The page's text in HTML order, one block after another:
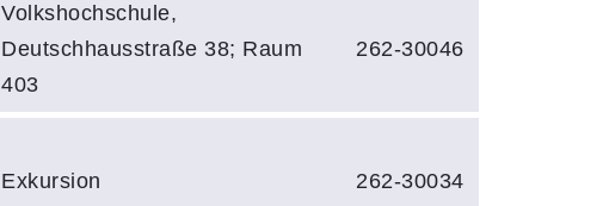
Volkshochschule,
Deutschhausstraße 38; Raum
403
262-30046
Exkursion 262-30034